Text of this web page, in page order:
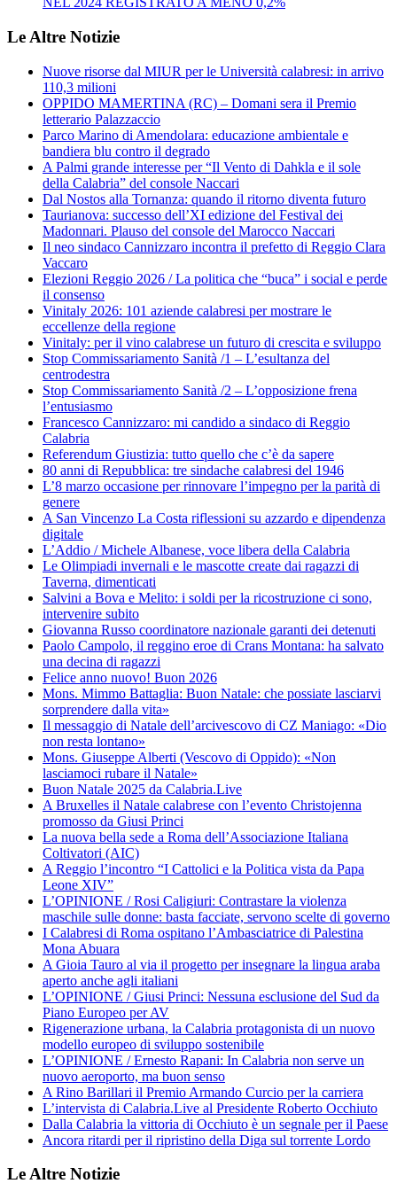
Le Altre Notizie
Nuove risorse dal MIUR per le Università calabresi: in arrivo
110,3 milioni
OPPIDO MAMERTINA (RC) – Domani sera il Premio
letterario Palazzaccio
Parco Marino di Amendolara: educazione ambientale e
bandiera blu contro il degrado
A Palmi grande interesse per “Il Vento di Dahkla e il sole
della Calabria” del console Naccari
Dal Nostos alla Tornanza: quando il ritorno diventa futuro
Taurianova: successo dell’XI edizione del Festival dei
Madonnari. Plauso del console del Marocco Naccari
Il neo sindaco Cannizzaro incontra il prefetto di Reggio Clara
Vaccaro
Elezioni Reggio 2026 / La politica che “buca” i social e perde
il consenso
Vinitaly 2026: 101 aziende calabresi per mostrare le
eccellenze della regione
Vinitaly: per il vino calabrese un futuro di crescita e sviluppo
Stop Commissariamento Sanità /1 – L’esultanza del
centrodestra
Stop Commissariamento Sanità /2 – L’opposizione frena
l’entusiasmo
Francesco Cannizzaro: mi candido a sindaco di Reggio
Calabria
Referendum Giustizia: tutto quello che c’è da sapere
80 anni di Repubblica: tre sindache calabresi del 1946
L’8 marzo occasione per rinnovare l’impegno per la parità di
genere
A San Vincenzo La Costa riflessioni su azzardo e dipendenza
digitale
L’Addio / Michele Albanese, voce libera della Calabria
Le Olimpiadi invernali e le mascotte create dai ragazzi di
Taverna, dimenticati
Salvini a Bova e Melito: i soldi per la ricostruzione ci sono,
intervenire subito
Giovanna Russo coordinatore nazionale garanti dei detenuti
Paolo Campolo, il reggino eroe di Crans Montana: ha salvato
una decina di ragazzi
Felice anno nuovo! Buon 2026
Mons. Mimmo Battaglia: Buon Natale: che possiate lasciarvi
sorprendere dalla vita»
Il messaggio di Natale dell’arcivescovo di CZ Maniago: «Dio
non resta lontano»
Mons. Giuseppe Alberti (Vescovo di Oppido): «Non
lasciamoci rubare il Natale»
Buon Natale 2025 da Calabria.Live
A Bruxelles il Natale calabrese con l’evento Christojenna
promosso da Giusi Princi
La nuova bella sede a Roma dell’Associazione Italiana
Coltivatori (AIC)
A Reggio l’incontro “I Cattolici e la Politica vista da Papa
Leone XIV”
L’OPINIONE / Rosi Caligiuri: Contrastare la violenza
maschile sulle donne: basta facciate, servono scelte di governo
I Calabresi di Roma ospitano l’Ambasciatrice di Palestina
Mona Abuara
A Gioia Tauro al via il progetto per insegnare la lingua araba
aperto anche agli italiani
L’OPINIONE / Giusi Princi: Nessuna esclusione del Sud da
Piano Europeo per AV
Rigenerazione urbana, la Calabria protagonista di un nuovo
modello europeo di sviluppo sostenibile
L’OPINIONE / Ernesto Rapani: In Calabria non serve un
nuovo aeroporto, ma buon senso
A Rino Barillari il Premio Armando Curcio per la carriera
L’intervista di Calabria.Live al Presidente Roberto Occhiuto
Dalla Calabria la vittoria di Occhiuto è un segnale per il Paese
Ancora ritardi per il ripristino della Diga sul torrente Lordo
Le Altre Notizie